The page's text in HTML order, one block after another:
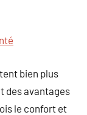
bien plus
des avantages
le confort et